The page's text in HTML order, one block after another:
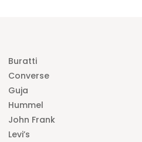
Buratti
Converse
Guja
Hummel
John Frank
Levi’s